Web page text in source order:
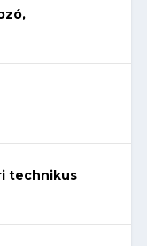
technikus